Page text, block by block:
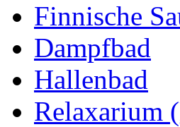
Finnische
Dampfbad
Hallenbad
Relaxarium